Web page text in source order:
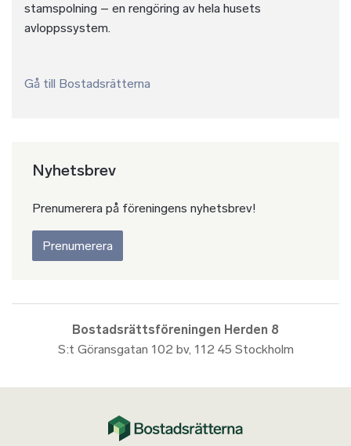
stamspolning – en rengöring av hela husets
avloppssystem.
Gå till Bostadsrätterna
Nyhetsbrev
Prenumerera på föreningens nyhetsbrev!
Prenumerera
Bostadsrättsföreningen Herden 8
S:t Göransgatan 102 bv, 112 45 Stockholm